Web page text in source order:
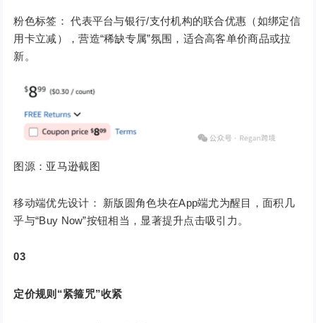
粉色标签： 代表平台与银行/支付机构的联合优惠（如绑定信
用卡立减），营造“稀缺专属”氛围，适合高客单价商品或拉
新。
图源：亚马逊截图
移动端优先设计： 新版圆角色块在App端尤为醒目，面积几
乎与“Buy Now”按钮相当，显著提升点击吸引力。
03
定价规则“紧箍咒”收紧